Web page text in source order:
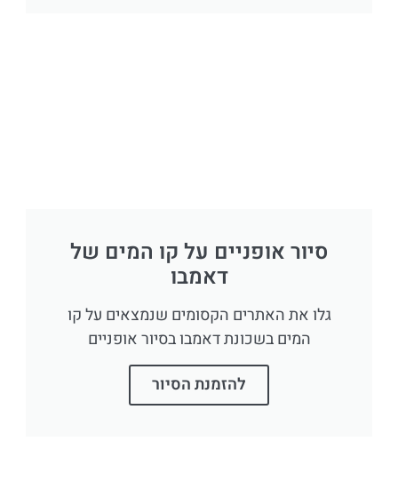
סיור אופניים על קו המים של
דאמבו
גלו את האתרים הקסומים שנמצאים על קו
המים בשכונת דאמבו בסיור אופניים
להזמנת הסיור